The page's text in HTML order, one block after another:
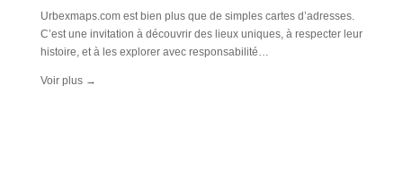
Urbexmaps.com est bien plus que de simples cartes d’adresses.
C’est une invitation à découvrir des lieux uniques, à respecter leur
histoire, et à les explorer avec responsabilité…
Voir plus →